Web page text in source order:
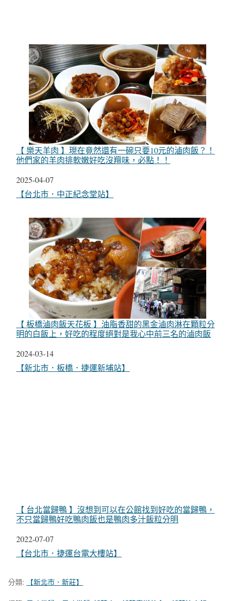
【 樂天羊肉 】現在竟然還有一碗只要10元的滷肉飯？！
他們家的羊肉排軟嫩好吃沒羶味，必點！！
日期
2025-04-07
關於
【台北市．中正紀念堂站】
【 板橋滷肉飯天花板 】油脂香甜的黑金滷肉淋在顆粒分
明的白飯上，好吃的程度絕對是我心中前三名的滷肉飯
日期
2024-03-14
關於
【新北市．板橋．捷運新埔站】
【 台北當歸鴨 】沒想到可以在公館找到好吃的當歸鴨，
不只當歸鴨好吃鴨肉飯也是鴨肉多汁飯粒分明
日期
2022-07-07
關於
【台北市．捷運台電大樓站】
分類: 【新北市．新莊】